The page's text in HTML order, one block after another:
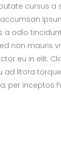
cursus a
a odio
non mauris
eu in elit.
ad litora
per inceptos